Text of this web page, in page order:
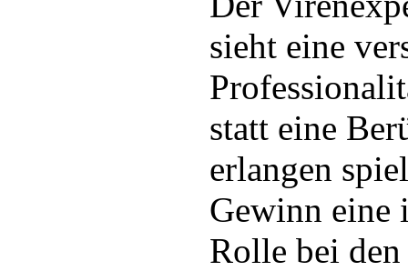
sieht eine
statt eine
erlangen
Gewinn eine
Rolle bei